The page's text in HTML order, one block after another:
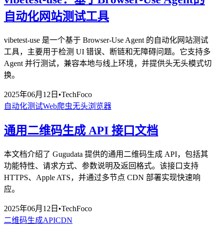
自动化网站测试工具
vibetest-use 是一个基于 Browser-Use Agent 的自动化网站测试
工具，主要用于检测 UI 错误、断链和无障碍问题。它支持多
Agent 并行测试，兼容本地与线上环境，并提供头无头模式切
换。
2025年06月12日 •TechFoco
自动化测试Web爬虫无头浏览器
通用二维码生成 API 接口文档
本文档介绍了 Gugudata 提供的通用二维码生成 API，包括其
功能特性、请求方式、参数说明及返回格式。该接口支持
HTTPS、Apple ATS，并通过多节点 CDN 部署实现快速响
应。
2025年06月12日 •TechFoco
二维码生成APICDN